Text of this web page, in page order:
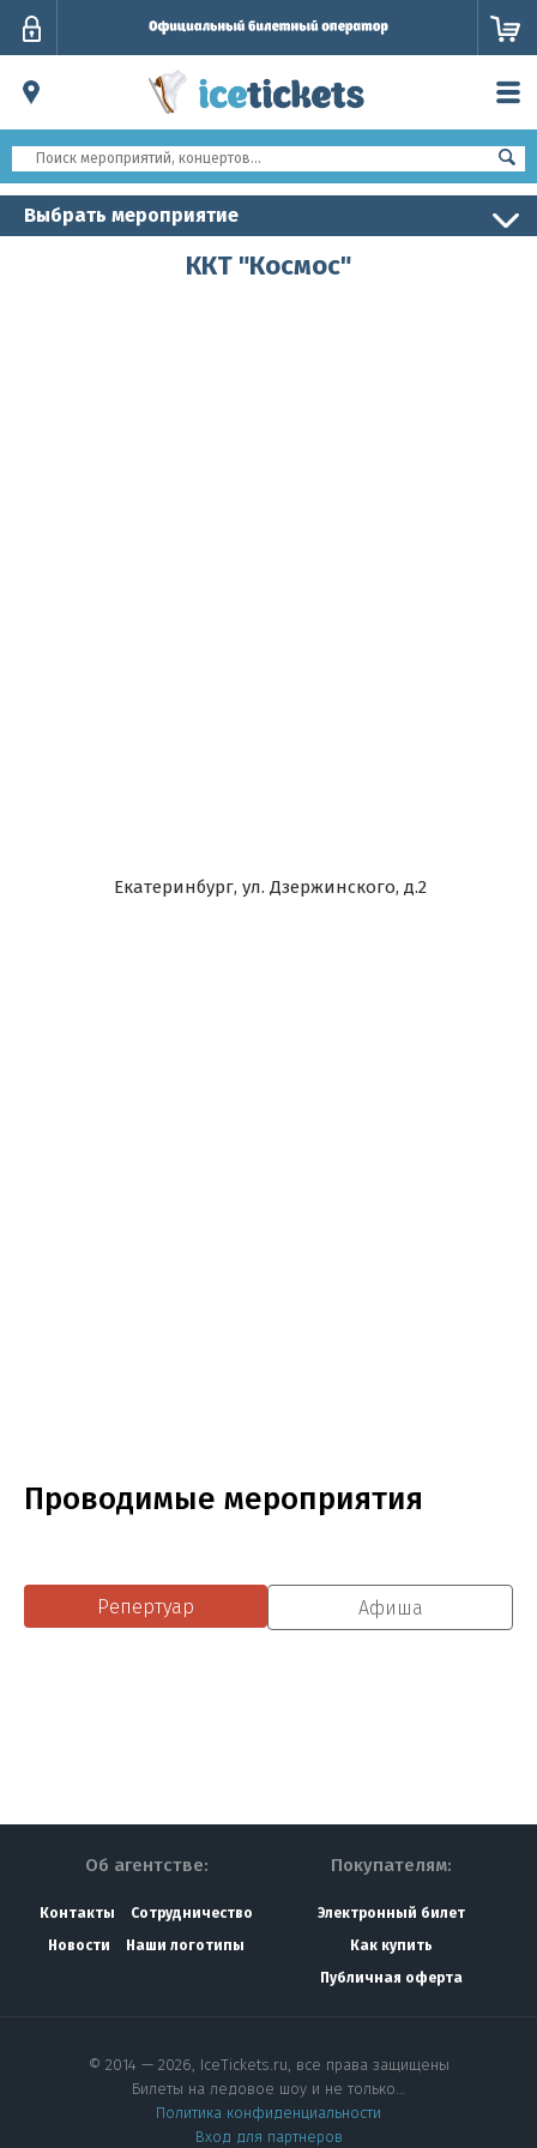
Выбрать мероприятие
ККТ "Космос"
Екатеринбург, ул. Дзержинского, д.2
Проводимые мероприятия
Репертуар Афиша
Об агентстве:
Контакты
Сотрудничество
Новости
Наши логотипы
Покупателям:
Электронный билет
Как купить
Публичная оферта
© 2014 — 2026, IceTickets.ru, все права защищены
Билеты на ледовое шоу и не только…
Политика конфиденциальности
Вход для партнеров